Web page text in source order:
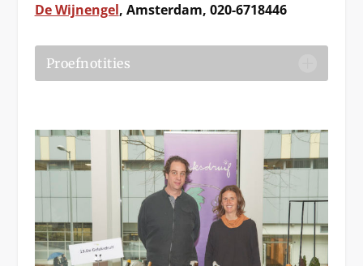
De Wijnengel, Amsterdam, 020-6718446
Proefnotities